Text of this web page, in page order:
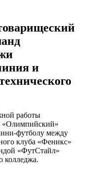
и
работы
«Олимпийский»
футболу между
клуба «Феникс»
«ФутСтайл»
колледжа.